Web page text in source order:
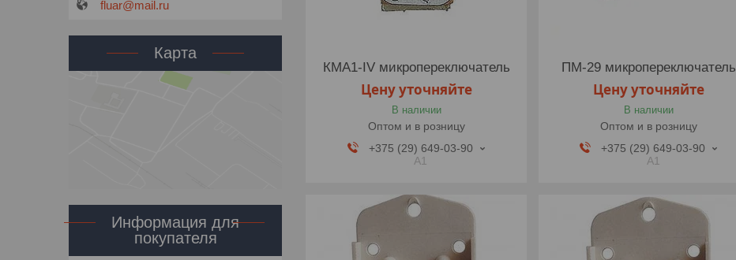
КМА1-IV микропереключатель
Цену уточняйте
В наличии
Оптом и в розницу
+375 (29) 649-03-90
A1
ПМ-29 микропереключатель
Цену уточняйте
В наличии
Оптом и в розницу
+375 (29) 649-03-90
A1
fluar@mail.ru
Карта
Информация для
покупателя